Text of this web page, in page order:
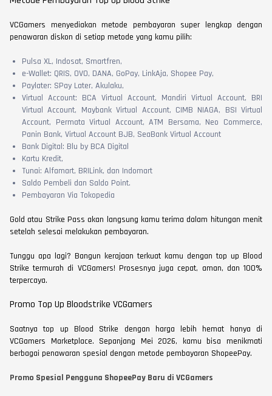
VCGamers menyediakan metode pembayaran super lengkap dengan
penawaran diskon di setiap metode yang kamu pilih:
Pulsa XL, Indosat, Smartfren,
e-Wallet: QRIS, OVO, DANA, GoPay, LinkAja, Shopee Pay,
Paylater: SPay Later, Akulaku,
Virtual Account: BCA Virtual Account, Mandiri Virtual Account, BRI
Virtual Account, Maybank Virtual Account, CIMB NIAGA, BSI Virtual
Account, Permata Virtual Account, ATM Bersama, Neo Commerce,
Panin Bank, Virtual Account BJB, SeaBank Virtual Account
Bank Digital: Blu by BCA Digital
Kartu Kredit,
Tunai: Alfamart, BRILink, dan Indomart
Saldo Pembeli dan Saldo Point.
Pembayaran Via Tokopedia
Gold atau Strike Pass akan langsung kamu terima dalam hitungan menit
setelah selesai melakukan pembayaran.
Tunggu apa lagi? Bangun kerajaan terkuat kamu dengan top up Blood
Strike termurah di VCGamers! Prosesnya juga cepat, aman, dan 100%
terpercaya.
Promo Top Up Bloodstrike VCGamers
Saatnya top up Blood Strike dengan harga lebih hemat hanya di
VCGamers Marketplace. Sepanjang Mei 2026, kamu bisa menikmati
berbagai penawaran spesial dengan metode pembayaran ShopeePay.
Promo Spesial Pengguna ShopeePay Baru di VCGamers